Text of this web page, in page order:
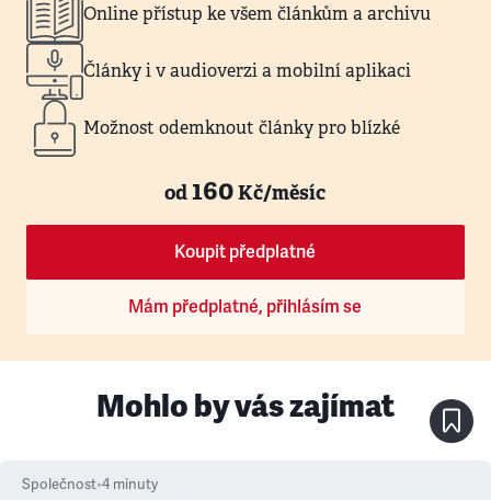
Online přístup ke všem článkům a archivu
Články i v audioverzi a mobilní aplikaci
Možnost odemknout články pro blízké
od160Kč/měsíc
Koupit předplatné
Mám předplatné, přihlásím se
Mohlo by vás zajímat
Společnost•4 minuty